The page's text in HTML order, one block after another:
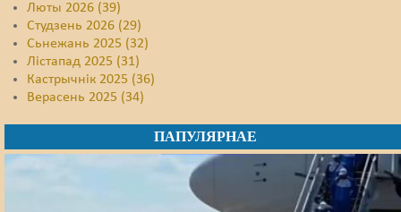
Люты 2026 (39)
Студзень 2026 (29)
Сьнежань 2025 (32)
Лістапад 2025 (31)
Кастрычнік 2025 (36)
Верасень 2025 (34)
ПАПУЛЯРНАЕ